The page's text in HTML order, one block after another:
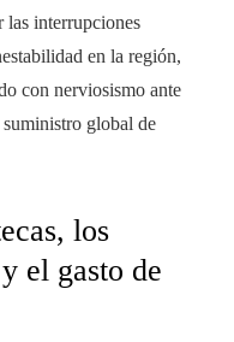
las interrupciones
en la región,
con nerviosismo ante
global de
los
el gasto de